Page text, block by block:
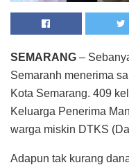
SEMARANG –
Semaranh menerima
Kota Semarang. 409
Keluarga Penerima
warga miskin DTKS
Adapun tak kurang